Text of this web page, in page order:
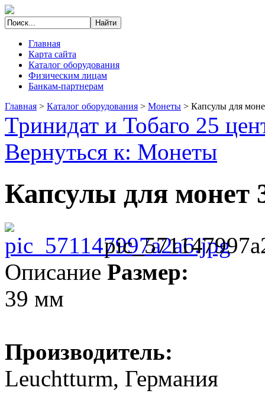
Главная
Карта сайта
Каталог оборудования
Физическим лицам
Банкам-партнерам
Главная > Каталог оборудования > Монеты > Капсулы для
Тринидат и Тобаго 25
Вернуться к: Монеты
Капсулы для монет
Описание Размер:
39 мм
Производитель:
Leuchtturm, Германия